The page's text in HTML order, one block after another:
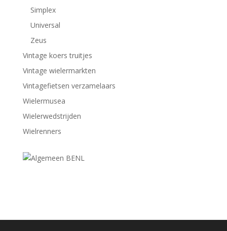
Simplex
Universal
Zeus
Vintage koers truitjes
Vintage wielermarkten
Vintagefietsen verzamelaars
Wielermusea
Wielerwedstrijden
Wielrenners